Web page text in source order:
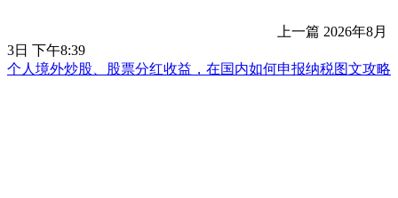
上一篇 2026年8月
3日 下午8:39
个人境外炒股、股票分红收益，在国内如何申报纳税图文攻略